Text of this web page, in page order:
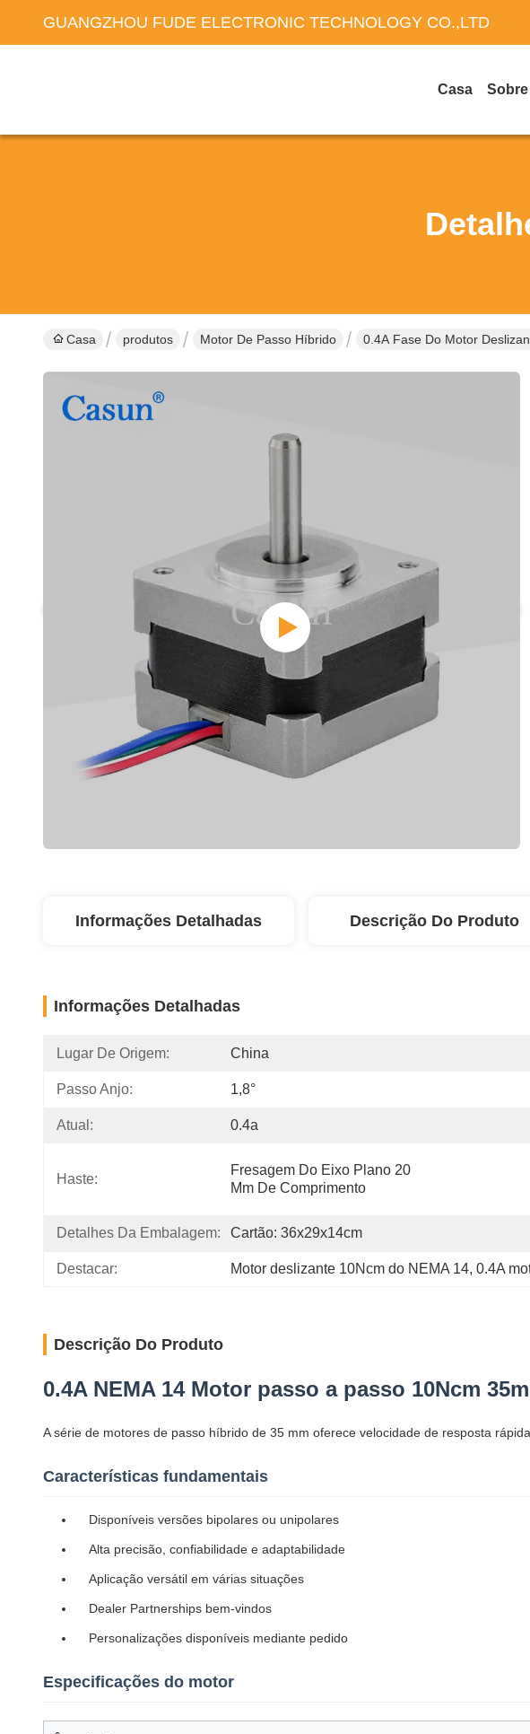
GUANGZHOU FUDE ELECTRONIC TECHNOLOGY CO.,LTD
Casa
Casa produtos Motor De Passo Híbrido 0.4A Fase Do Motor
Informações Detalhadas Descrição Do Produto
Informações Detalhadas
Lugar De Origem: China
Passo Anjo: 1,8°
Atual: 0.4a
Haste:
Fresagem Do Eixo Plano 20
Mm De Comprimento
Detalhes Da Embalagem: Cartão: 36x29x14cm
Destacar: Motor deslizante 10Ncm do NEMA 14, 0.4A
Descrição Do Produto
0.4A NEMA 14 Motor passo a passo 10Ncm
A série de motores de passo híbrido de 35 mm oferece velocidade de resposta
Características fundamentais
Disponíveis versões bipolares ou unipolares
Alta precisão, confiabilidade e adaptabilidade
Aplicação versátil em várias situações
Dealer Partnerships bem-vindos
Personalizações disponíveis mediante pedido
Especificações do motor